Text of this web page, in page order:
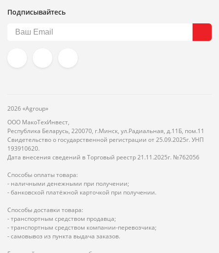
Подписывайтесь
2026 «Agroup»
ООО МакоТехИнвест,
Республика Беларусь, 220070, г.Минск, ул.Радиальная, д.11Б, пом.11
Свидетельство о государственной регистрации от 25.09.2025г. УНП
193910620.
Дата внесения сведений в Торговый реестр 21.11.2025г. №762056
Способы оплаты товара:
- наличными денежными при получении;
- банковской платёжной карточкой при получении.
Способы доставки товара:
- транспортным средством продавца;
- транспортным средством компании-перевозчика;
- самовывоз из пункта выдача заказов.